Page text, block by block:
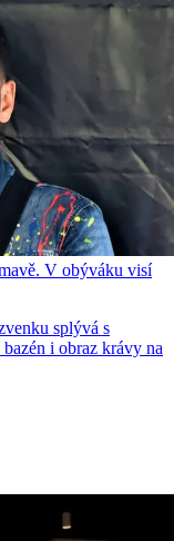
V obýváku visí
splývá s
i obraz krávy na